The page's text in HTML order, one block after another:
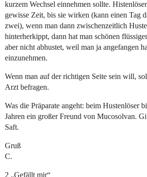
kurzem Wechsel einnehmen sollte.
gewisse Zeit, bis sie wirken (kann einen Tag
zwei), wenn man dann zwischenzeitlich
hinterherkippt, dann hat man schönen
aber nicht abhustet, weil man ja angefangen
einzunehmen.
Wenn man auf der richtigen Seite sein will,
Arzt befragen.
Was die Präparate angeht: beim Hustenlöser
Jahren ein großer Freund von Mucosolvan.
Saft.
Gruß
C.
2 „Gefällt mir“